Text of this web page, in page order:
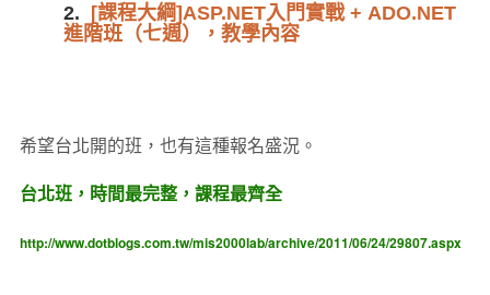
2. [課程大綱]ASP.NET入門實戰 + ADO.NET
進階班（七週），教學內容
希望台北開的班，也有這種報名盛況。
台北班，時間最完整，課程最齊全
http://www.dotblogs.com.tw/mis2000lab/archive/2011/06/24/29807.aspx